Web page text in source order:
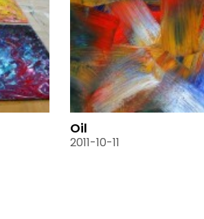
Oil
2011-10-11